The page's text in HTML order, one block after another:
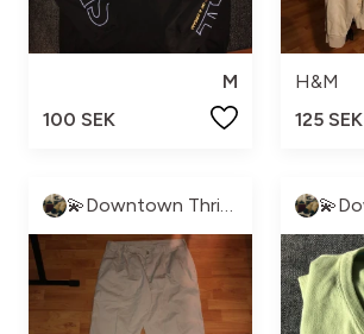
M
100 SEK
H&M
125 SEK